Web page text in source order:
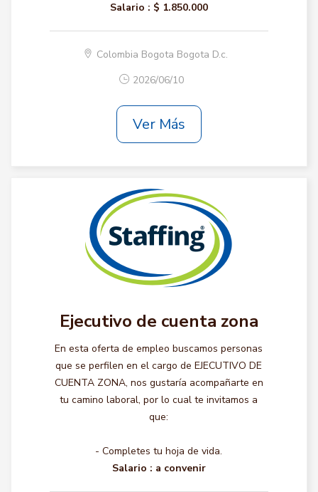
Salario : $ 1.850.000
Colombia Bogota Bogota D.c.
2026/06/10
Ver Más
Ejecutivo de cuenta zona
En esta oferta de empleo buscamos personas
que se perfilen en el cargo de EJECUTIVO DE
CUENTA ZONA, nos gustaría acompañarte en
tu camino laboral, por lo cual te invitamos a
que:
- Completes tu hoja de vida.
Salario : a convenir